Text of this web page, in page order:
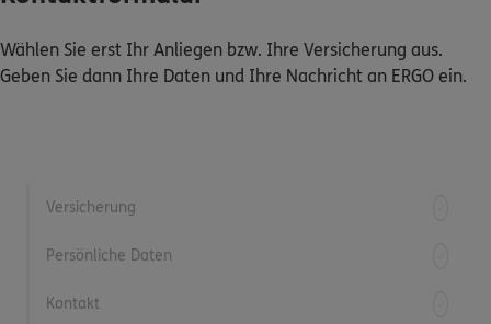
Nicht sicher, was Sie benötigen?
Dann lassen Sie sich helfen.
Meine Versicherungen
Sehen Sie auf einen Blick Ihre Versicherungen bei ERGO,
Wählen Sie erst Ihr Anliegen bzw. Ihre Versicherung aus.
Geben Sie dann Ihre Daten und Ihre Nachricht an ERGO ein.
Versicherung
Persönliche Daten
Kontakt